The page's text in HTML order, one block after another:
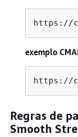
https://
exemplo
https://
Regras de
Smooth